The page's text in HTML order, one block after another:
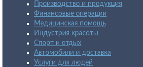
Производство и продукция
Финансовые операции
Медицинская помощь
Индустрия красоты
Спорт и отдых
Автомобили и доставка
Услуги для людей